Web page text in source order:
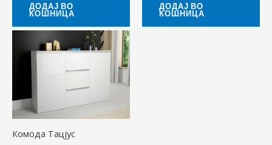
ДОДАЈ ВО
КОШНИЦА
ДОДАЈ ВО
КОШНИЦА
Комода Тацјус
Price
range:
18.900,00 ден
26.900,00 ден
This
product
has
multiple
The